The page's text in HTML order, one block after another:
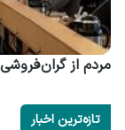
مردم از گران
تازه‌ترین اخبار